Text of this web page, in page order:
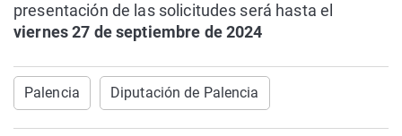
presentación de las solicitudes será hasta el
viernes 27 de septiembre de 2024
Palencia Diputación de Palencia